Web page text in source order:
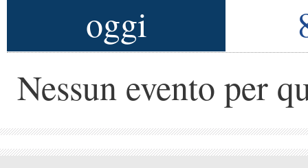
oggi
Nessun evento per